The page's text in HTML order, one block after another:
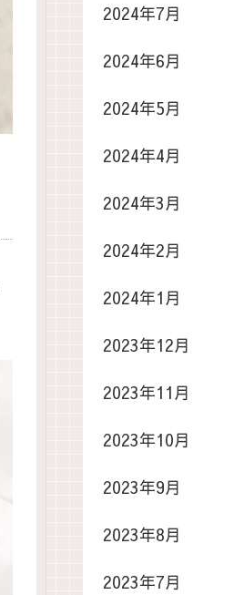
2024年7月
2024年6月
2024年5月
2024年4月
2024年3月
2024年2月
2024年1月
2023年12月
2023年11月
2023年10月
2023年9月
2023年8月
2023年7月